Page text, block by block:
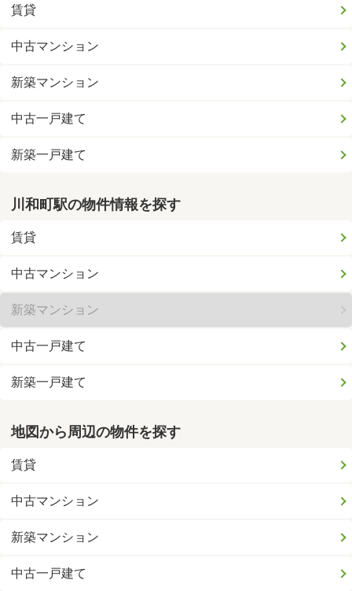
賃貸
中古マンション
新築マンション
中古一戸建て
新築一戸建て
川和町駅の物件情報を探す
賃貸
中古マンション
新築マンション
中古一戸建て
新築一戸建て
地図から周辺の物件を探す
賃貸
中古マンション
新築マンション
中古一戸建て